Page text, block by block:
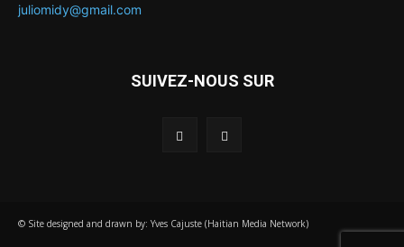
juliomidy@gmail.com
SUIVEZ-NOUS SUR
© Site designed and drawn by: Yves Cajuste (Haitian Media Network)